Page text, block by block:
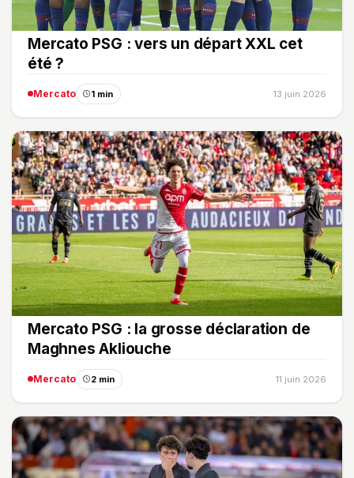
Mercato PSG : vers un départ XXL cet
été ?
Mercato 1 min 13 juin 2026
Mercato PSG : la grosse déclaration de
Maghnes Akliouche
Mercato 2 min 11 juin 2026